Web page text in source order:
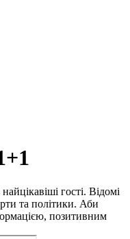
гості. Відомі
та політики. Аби
позитивним